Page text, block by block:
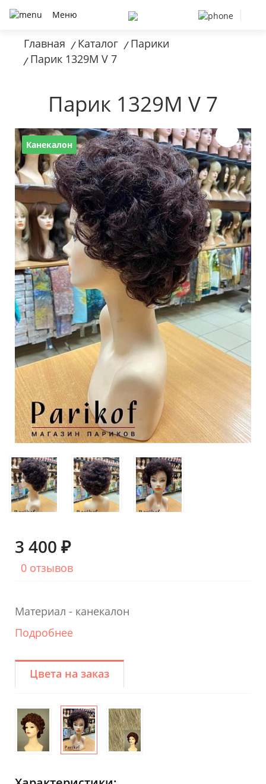
Меню
Главная / Каталог / Парики
/ Парик 1329M V 7
Парик 1329M V 7
Канекалон
3 400 ₽
0 отзывов
Материал - канекалон
Подробнее
Цвета на заказ